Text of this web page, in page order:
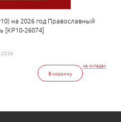
на 2026 год Православный
[КР10-26074]
2026
на складах
В корзину